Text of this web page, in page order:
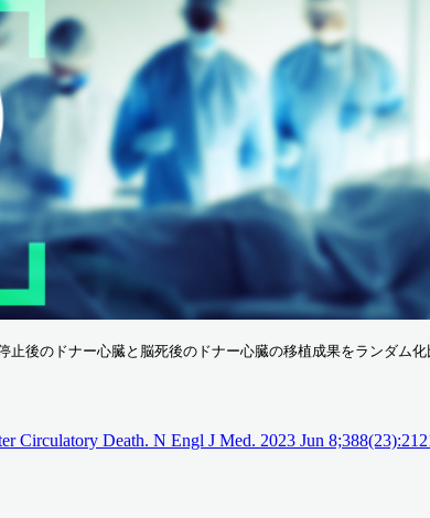
のドナー心臓と脳死後のドナー心臓の移植成果をランダム
Circulatory Death. N Engl J Med. 2023 Jun